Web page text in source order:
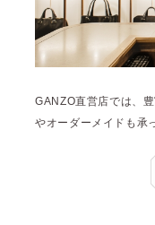
GANZO直営店では、
やオーダーメイドも承